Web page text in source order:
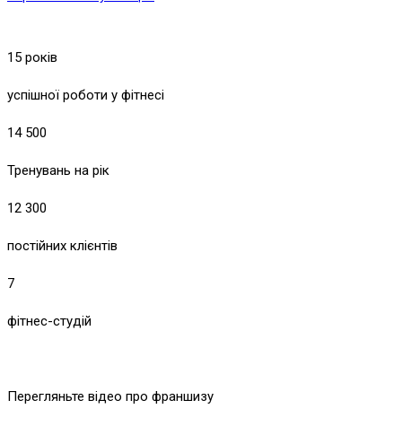
15 років
успішної роботи у фітнесі
14 500
Тренувань на рік
12 300
постійних клієнтів
7
фітнес-студій
Перегляньте відео про франшизу